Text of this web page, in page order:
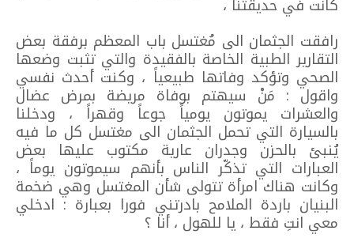
كانت في حديقتنا ،
رافقت الجثمان الى مُغتسل باب المعظم برفقة بعض
التقارير الطبية الخاصة بالفقيدة والتي تثبت وضعها
الصحي وتؤكد وفاتها طبيعياً ، وكنت أحدث نفسي
واقول : مَنْ سيهتم بوفاة مريضة بمرض عضال
والعشرات يموتون يومياً جوعاً وقهراً ، ودخلنا
بالسيارة التي تحمل الجثمان الى مغتسل كل ما فيه
يُنبئ بالحزن وجدران عارية مكتوب عليها بعض
العبارات التي تذكّر الناس بأنهم سيموتون يوماً ،
وكانت هناك امرأة تتولى شأن المغتسل وهي ضخمة
البنيان باردة الملامح بادرتني فورا بعبارة : ادخلي
معي انتِ فقط ، يا للهول ، أنا ؟